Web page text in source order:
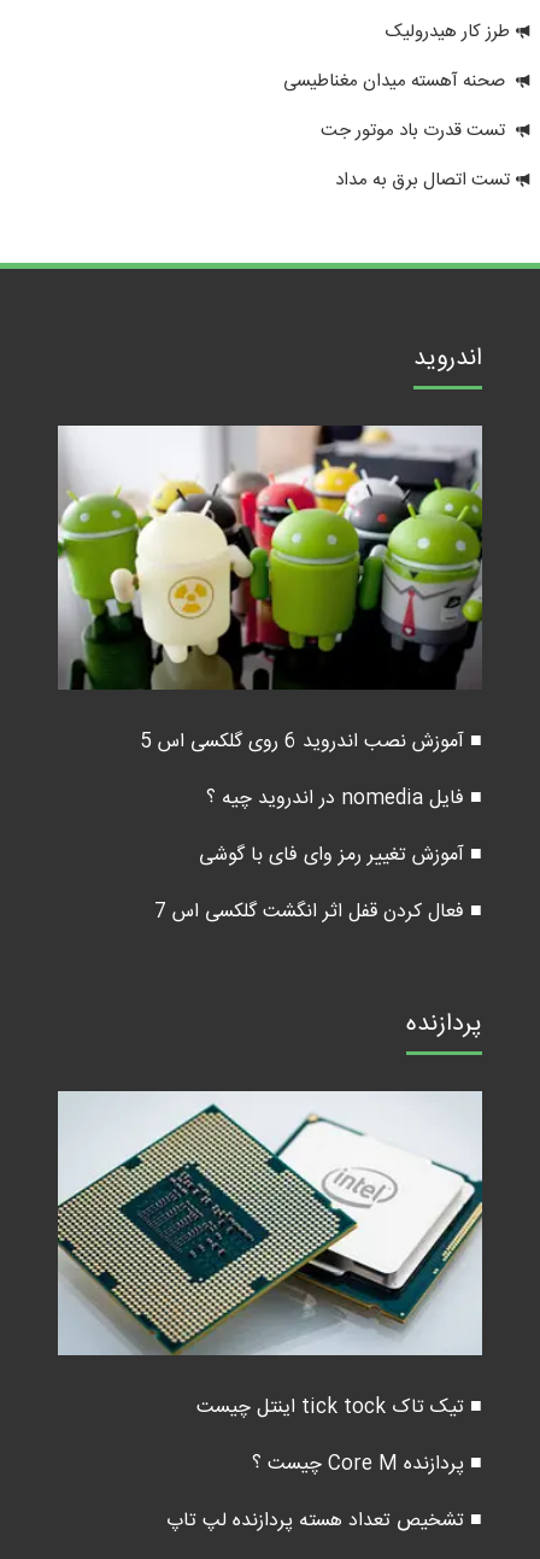
طرز کار هیدرولیک
صحنه آهسته میدان مغناطیسی
تست قدرت باد موتور جت
تست اتصال برق به مداد
اندروید
■ آموزش نصب اندروید 6 روی گلکسی اس 5
■ فایل nomedia در اندروید چیه ؟
■ آموزش تغییر رمز وای فای با گوشی
■ فعال کردن قفل اثر انگشت گلکسی اس 7
پردازنده
■ تیک تاک tick tock اینتل چیست
■ پردازنده Core M چیست ؟
■ تشخیص تعداد هسته پردازنده لپ تاپ